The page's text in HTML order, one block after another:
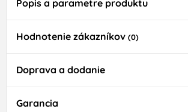
Popis a parametre produktu
Hodnotenie zákazníkov (0)
Doprava a dodanie
Garancia